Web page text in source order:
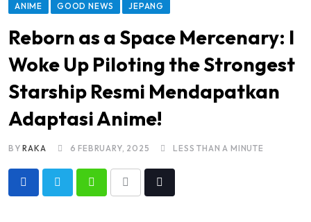
ANIME GOOD NEWS JEPANG
Reborn as a Space Mercenary: I
Woke Up Piloting the Strongest
Starship Resmi Mendapatkan
Adaptasi Anime!
BYRAKA 6 FEBRUARY, 2025 LESS THAN A MINUTE
Whatsapp
Share
Tiktok